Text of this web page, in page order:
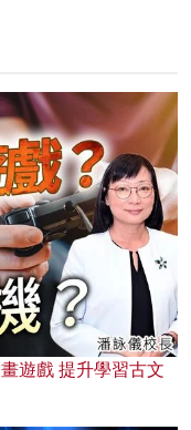
遊戲 提升學習古文